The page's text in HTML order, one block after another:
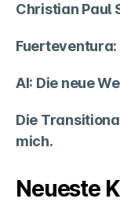
Christian Paul
AI: Die neue
Die
mich.
Neueste